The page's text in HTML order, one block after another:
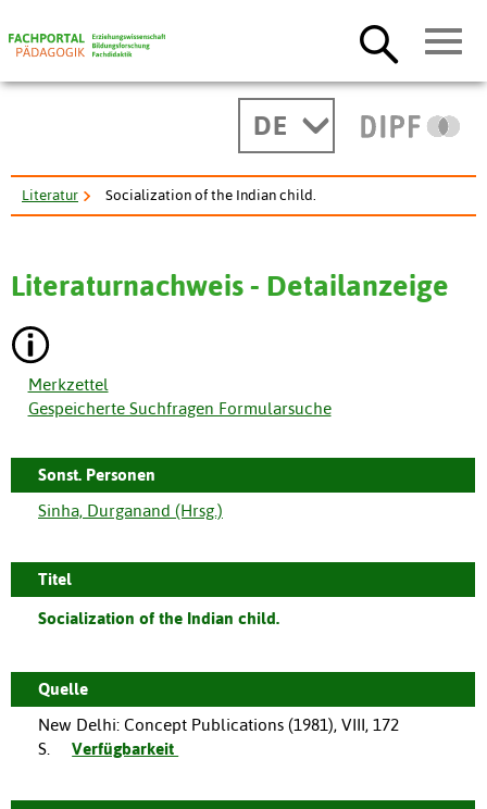
DE
Literatur Socialization of the Indian child.
Literaturnachweis - Detailanzeige
Merkzettel
Gespeicherte Suchfragen Formularsuche
Sonst. Personen
Sinha, Durganand (Hrsg.)
Titel
Socialization of the Indian child.
Quelle
New Delhi: Concept Publications (1981), VIII, 172
S.
Verfügbarkeit